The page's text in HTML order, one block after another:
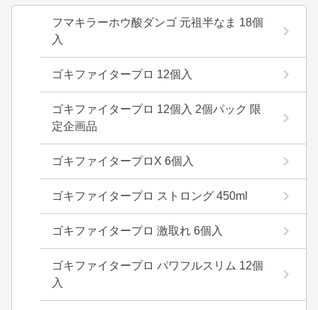
フマキラーホウ酸ダンゴ 元祖半なま 18個
入
ゴキファイタープロ 12個入
ゴキファイタープロ 12個入 2個パック 限
定企画品
ゴキファイタープロX 6個入
ゴキファイタープロ ストロング 450ml
ゴキファイタープロ 激取れ 6個入
ゴキファイタープロ パワフルスリム 12個
入